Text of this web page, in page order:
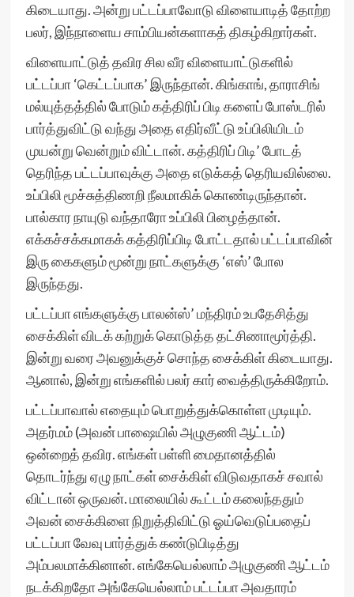
கிடையாது. அன்று பட்டப்பாவோடு விளையாடித் தோற்ற
பலர், இந்நாளைய சாம்பியன்களாகத் திகழ்கிறார்கள்.
விளையாட்டுத் தவிர சில வீர விளையாட்டுகளில்
பட்டப்பா ‘கெட்டப்பாக’ இருந்தான். கிங்காங், தாராசிங்
மல்யுத்தத்தில் போடும் கத்திரிப் பிடி களைப் போஸ்டரில்
பார்த்துவிட்டு வந்து அதை எதிர்வீட்டு உப்பிலியிடம்
முயன்று வென்றும் விட்டான். கத்திரிப் பிடி’ போடத்
தெரிந்த பட்டப்பாவுக்கு அதை எடுக்கத் தெரியவில்லை.
உப்பிலி மூச்சுத்திணறி நீலமாகிக் கொண்டிருந்தான்.
பால்கார நாயுடு வந்தாரோ உப்பிலி பிழைத்தான்.
எக்கச்சக்கமாகக் கத்திரிப்பிடி போட்டதால் பட்டப்பாவின்
இரு கைகளும் மூன்று நாட்களுக்கு ‘எஸ்’ போல
இருந்தது.
பட்டப்பா எங்களுக்கு பாலன்ஸ்’ மந்திரம் உபதேசித்து
சைக்கிள் விடக் கற்றுக் கொடுத்த தட்சிணாமூர்த்தி.
இன்று வரை அவனுக்குச் சொந்த சைக்கிள் கிடையாது.
ஆனால், இன்று எங்களில் பலர் கார் வைத்திருக்கிறோம்.
பட்டப்பாவால் எதையும் பொறுத்துக்கொள்ள முடியும்.
அதர்மம் (அவன் பாஷையில் அழுகுணி ஆட்டம்)
ஒன்றைத் தவிர. எங்கள் பள்ளி மைதானத்தில்
தொடர்ந்து ஏழு நாட்கள் சைக்கிள் விடுவதாகச் சவால்
விட்டான் ஒருவன். மாலையில் கூட்டம் கலைந்ததும்
அவன் சைக்கிளை நிறுத்திவிட்டு ஓய்வெடுப்பதைப்
பட்டப்பா வேவு பார்த்துக் கண்டுபிடித்து
அம்பலமாக்கினான். எங்கேயெல்லாம் அழுகுணி ஆட்டம்
நடக்கிறதோ அங்கேயெல்லாம் பட்டப்பா அவதாரம்